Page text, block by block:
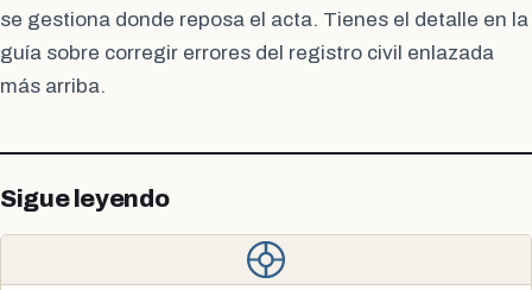
se gestiona donde reposa el acta. Tienes el detalle en la
guía sobre corregir errores del registro civil enlazada
más arriba.
Sigue leyendo